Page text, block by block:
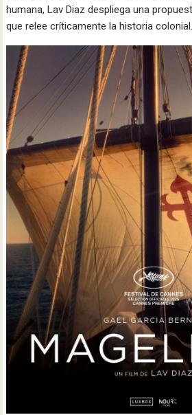
humana, Lav Diaz despliega una
que relee críticamente la historia colonial.